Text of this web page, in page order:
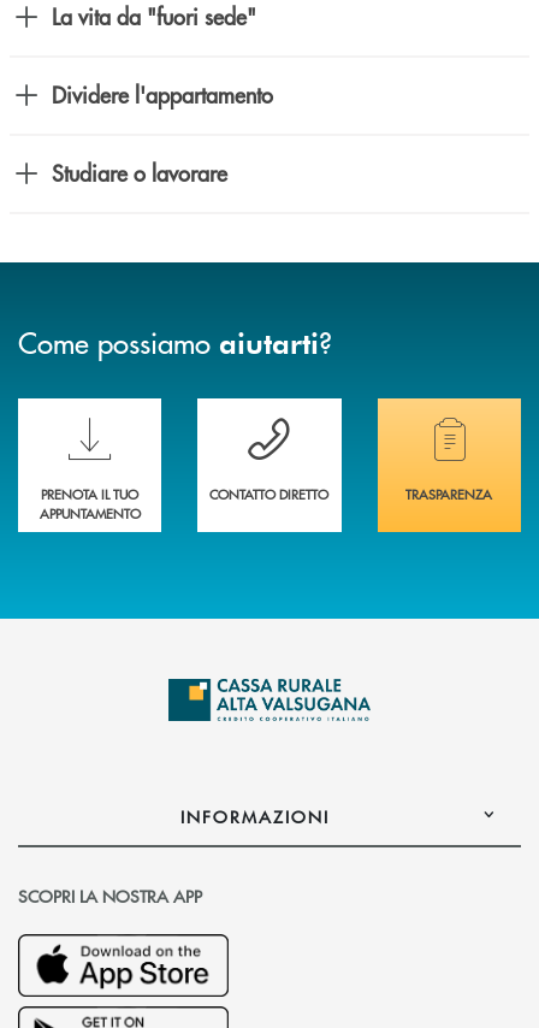
La vita da "fuori sede"
Dividere l'appartamento
Studiare o lavorare
Come possiamo aiutarti?
Scopri le funzionalità della nuova PRENOTA BANCA
PRENOTA IL TUO
APPUNTAMENTO
Hai bisogno di assistenza immediata?
CONTATTO DIRETTO
Hai bisogno di
TRASPARENZA
INFORMAZIONI
SCOPRI LA NOSTRA APP